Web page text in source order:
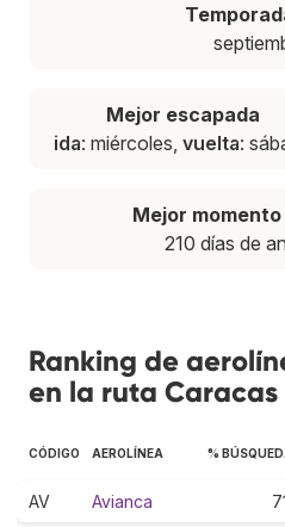
Mejor escapada
ida: miércoles, vuelta:
Mejor
210 días de
Ranking de
en la ruta
CÓDIGO AEROLÍNEA %
AV Avianca